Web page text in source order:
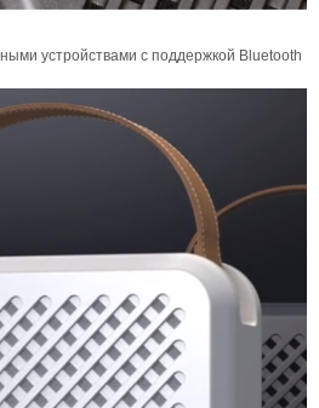
устройствами с поддержкой Bluetooth